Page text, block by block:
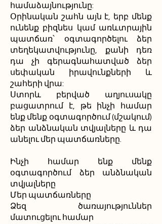
համաձայնությունը:
Օրինական շահն այն է, երբ մենք
ունենք բիզնես կամ առևտրային
պատճառ՝ օգտագործելու ձեր
տեղեկատվությունը, քանի դեռ
դա չի գերագնահատված ձեր
սեփական իրավունքների և
շահերի վրա:
Ստորև բերված աղյուսակը
բացատրում է, թե ինչի համար
ենք մենք օգտագործում (մշակում)
ձեր անձնական տվյալները և դա
անելու մեր պատճառները.
Ինչի համար ենք մենք
օգտագործում ձեր անձնական
տվյալները
Մեր պատճառները
Ձեզ ծառայություններ
մատուցելու համար